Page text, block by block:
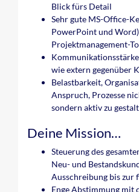
Blick fürs Detail
Sehr gute MS-Office-
PowerPoint und
Projektmanagement-
wie extern gegenüber
Belastbarkeit,
Anspruch, Prozesse
sondern aktiv zu
Deine Mission…
Steuerung des
Neu- und
Ausschreibung bis zur
Enge Abstimmung mit